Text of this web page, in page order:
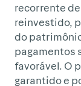
recorrente
reinvestido,
do
pagamentos
favorável. O
garantido e